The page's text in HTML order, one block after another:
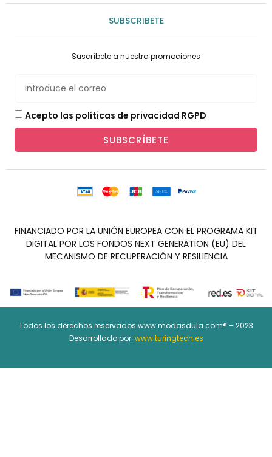
SUBSCRIBETE
Suscríbete a nuestra promociones
Acepto las políticas de privacidad RGPD
SUBSCRÍBETE
FINANCIADO POR LA UNIÓN EUROPEA CON EL PROGRAMA KIT
DIGITAL POR LOS FONDOS NEXT GENERATION (EU) DEL
MECANISMO DE RECUPERACIÓN Y RESILIENCIA
Todos los derechos reservados www.modasdula.com® – 2023
Desarrollado por: www.turingtech.es